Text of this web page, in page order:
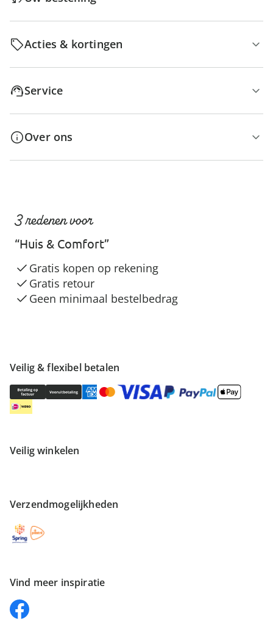
Acties & kortingen
Service
Over ons
Veilig & flexibel betalen
Veilig winkelen
Verzendmogelijkheden
Vind meer inspiratie
3 redenen voor
“Huis & Comfort”
Gratis kopen op rekening
Gratis retour
Geen minimaal bestelbedrag